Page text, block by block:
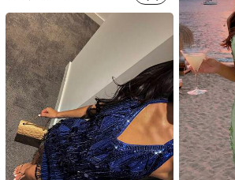
Aloruh
Aloruh 性感露背迷你纯色细肩带女式连衣裙
僅剩1件
HK$89.00
僅剩3件
HK$129